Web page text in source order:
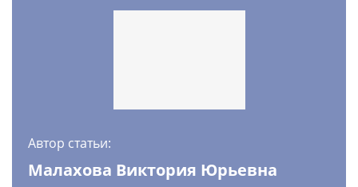
Автор статьи:
Малахова Виктория Юрьевна